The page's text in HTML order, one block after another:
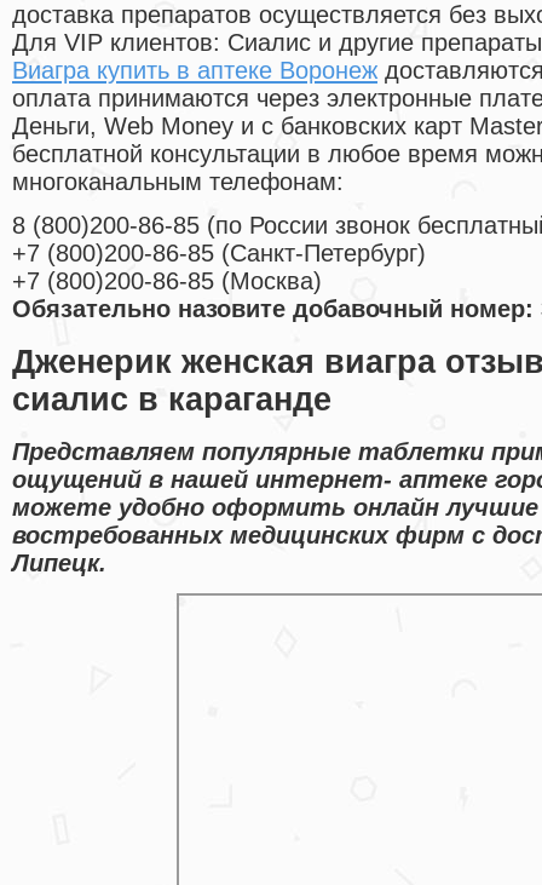
доставка препаратов осуществляется без
Для VIP клиентов: Сиалис и другие
Виагра купить в аптеке Воронеж
оплата принимаются через электронные
Деньги, Web Money и с банковских карт
бесплатной консультации в любое время
многоканальным телефонам:
8 (800)200-86-85 (по России звонок
+7 (800)200-86-85 (Санкт-Петербург)
+7 (800)200-86-85 (Москва)
Обязательно назовите добавочный номер:
Дженерик женская виагра
сиалис в караганде
Представляем популярные таблетки
ощущений в нашей интернет- аптеке
можете удобно оформить онлайн
востребованных медицинских фирм с
Липецк.